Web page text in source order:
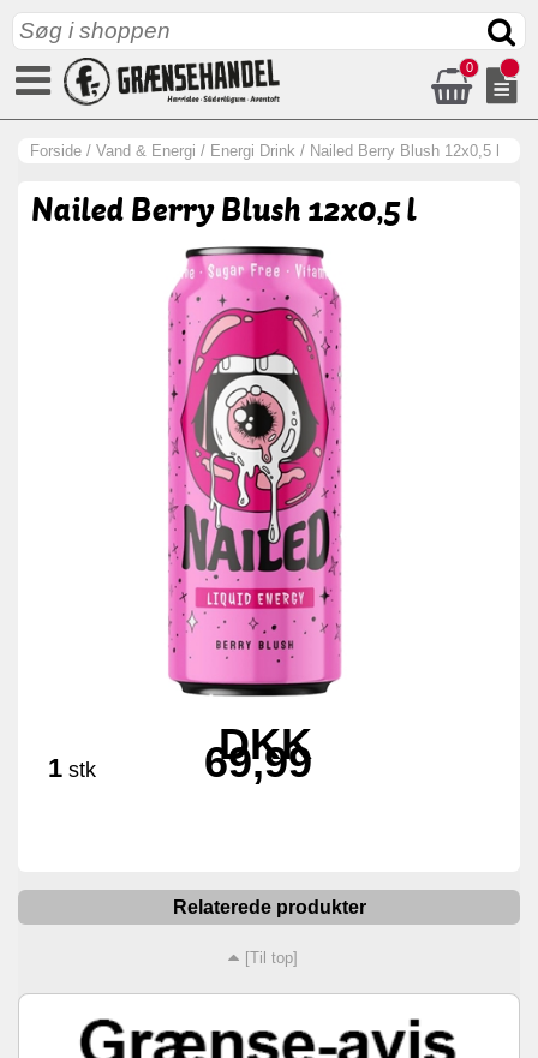
0
Forside / Vand & Energi / Energi Drink / Nailed Berry Blush 12x0,5 l
Nailed Berry Blush 12x0,5 l
1 stk
DKK
69,99
Relaterede produkter
[Til top]